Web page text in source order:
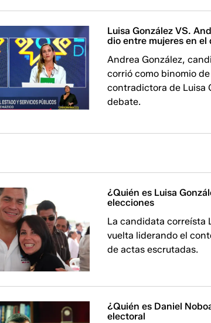
Luisa González VS.
dio entre mujeres en
Andrea González,
corrió como binomio
contradictora de Luisa
debate.
¿Quién es Luisa
elecciones
La candidata correísta
vuelta liderando el
de actas escrutadas.
¿Quién es Daniel
electoral